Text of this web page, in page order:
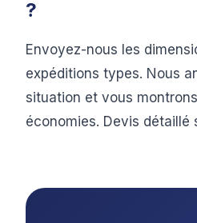
?
Envoyez-nous les
expéditions types. Nous
situation et vous
économies. Devis détaillé